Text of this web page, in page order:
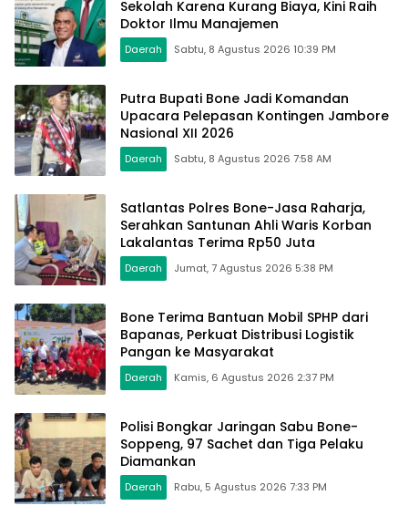
Sekolah Karena Kurang Biaya, Kini Raih
Doktor Ilmu Manajemen
Daerah Sabtu, 8 Agustus 2026 10:39 PM
Putra Bupati Bone Jadi Komandan
Upacara Pelepasan Kontingen Jambore
Nasional XII 2026
Daerah Sabtu, 8 Agustus 2026 7:58 AM
Satlantas Polres Bone-Jasa Raharja,
Serahkan Santunan Ahli Waris Korban
Lakalantas Terima Rp50 Juta
Daerah Jumat, 7 Agustus 2026 5:38 PM
Bone Terima Bantuan Mobil SPHP dari
Bapanas, Perkuat Distribusi Logistik
Pangan ke Masyarakat
Daerah Kamis, 6 Agustus 2026 2:37 PM
Polisi Bongkar Jaringan Sabu Bone-
Soppeng, 97 Sachet dan Tiga Pelaku
Diamankan
Daerah Rabu, 5 Agustus 2026 7:33 PM